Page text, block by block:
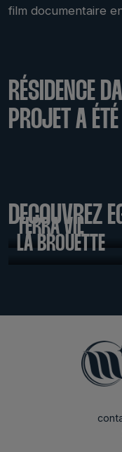
film documentaire
RÉSIDENCE
PROJET A
DÉCOUVREZ
TERRA VIL
LA BROUETTE